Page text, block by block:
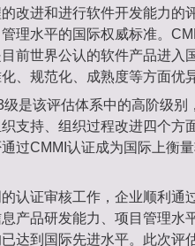
改进和进行软件开发能力的
理水平的国际权威标准。
前世界公认的软件产品进入
、规范化、成熟度等方面优
是该评估体系中的高阶级别
支持、组织过程改进四个方
过CMMI认证成为国际上衡
认证审核工作，企业顺利通
产品研发能力、项目管理水
达到国际先进水平。此次评